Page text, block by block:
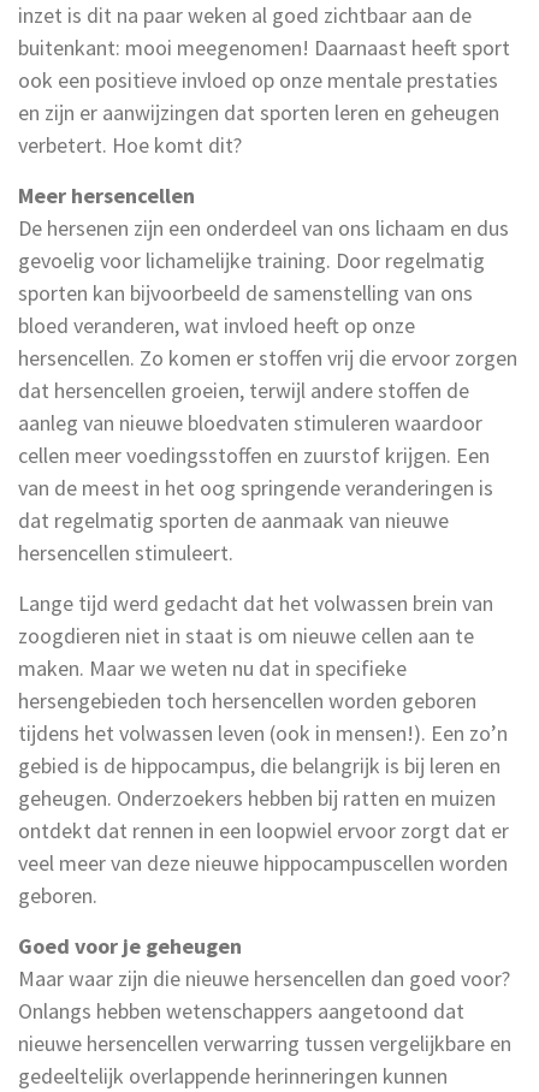
inzet is dit na paar weken al goed zichtbaar aan de
buitenkant: mooi meegenomen! Daarnaast heeft sport
ook een positieve invloed op onze mentale prestaties
en zijn er aanwijzingen dat sporten leren en geheugen
verbetert. Hoe komt dit?
Meer hersencellen
De hersenen zijn een onderdeel van ons lichaam en dus
gevoelig voor lichamelijke training. Door regelmatig
sporten kan bijvoorbeeld de samenstelling van ons
bloed veranderen, wat invloed heeft op onze
hersencellen. Zo komen er stoffen vrij die ervoor zorgen
dat hersencellen groeien, terwijl andere stoffen de
aanleg van nieuwe bloedvaten stimuleren waardoor
cellen meer voedingsstoffen en zuurstof krijgen. Een
van de meest in het oog springende veranderingen is
dat regelmatig sporten de aanmaak van nieuwe
hersencellen stimuleert.
Lange tijd werd gedacht dat het volwassen brein van
zoogdieren niet in staat is om nieuwe cellen aan te
maken. Maar we weten nu dat in specifieke
hersengebieden toch hersencellen worden geboren
tijdens het volwassen leven (ook in mensen!). Een zo’n
gebied is de hippocampus, die belangrijk is bij leren en
geheugen. Onderzoekers hebben bij ratten en muizen
ontdekt dat rennen in een loopwiel ervoor zorgt dat er
veel meer van deze nieuwe hippocampuscellen worden
geboren.
Goed voor je geheugen
Maar waar zijn die nieuwe hersencellen dan goed voor?
Onlangs hebben wetenschappers aangetoond dat
nieuwe hersencellen verwarring tussen vergelijkbare en
gedeeltelijk overlappende herinneringen kunnen